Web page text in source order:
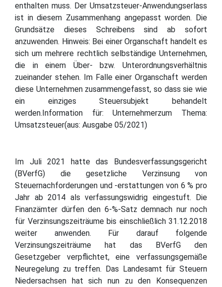
enthalten muss. Der Umsatzsteuer-Anwendungserlass
ist in diesem Zusammenhang angepasst worden. Die
Grundsätze dieses Schreibens sind ab sofort
anzuwenden. Hinweis: Bei einer Organschaft handelt es
sich um mehrere rechtlich selbständige Unternehmen,
die in einem Über- bzw. Unterordnungsverhältnis
zueinander stehen. Im Falle einer Organschaft werden
diese Unternehmen zusammengefasst, so dass sie wie
ein einziges Steuersubjekt behandelt
werden.Information für: Unternehmerzum Thema:
Umsatzsteuer(aus: Ausgabe 05/2021)
Im Juli 2021 hatte das Bundesverfassungsgericht
(BVerfG) die gesetzliche Verzinsung von
Steuernachforderungen und -erstattungen von 6 % pro
Jahr ab 2014 als verfassungswidrig eingestuft. Die
Finanzämter dürfen den 6-%-Satz demnach nur noch
für Verzinsungszeiträume bis einschließlich 31.12.2018
weiter anwenden. Für darauf folgende
Verzinsungszeiträume hat das BVerfG den
Gesetzgeber verpflichtet, eine verfassungsgemäße
Neuregelung zu treffen. Das Landesamt für Steuern
Niedersachsen hat sich nun zu den Konsequenzen